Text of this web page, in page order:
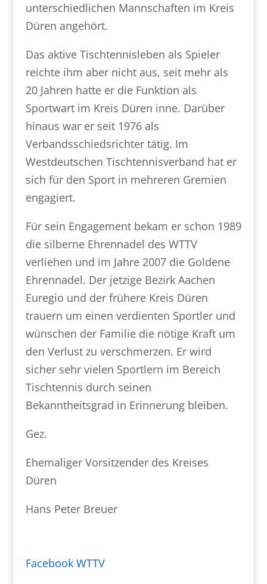
unterschiedlichen Mannschaften im Kreis
Düren angehört.
Das aktive Tischtennisleben als Spieler
reichte ihm aber nicht aus, seit mehr als
20 Jahren hatte er die Funktion als
Sportwart im Kreis Düren inne. Darüber
hinaus war er seit 1976 als
Verbandsschiedsrichter tätig. Im
Westdeutschen Tischtennisverband hat er
sich für den Sport in mehreren Gremien
engagiert.
Für sein Engagement bekam er schon 1989
die silberne Ehrennadel des WTTV
verliehen und im Jahre 2007 die Goldene
Ehrennadel. Der jetzige Bezirk Aachen
Euregio und der frühere Kreis Düren
trauern um einen verdienten Sportler und
wünschen der Familie die nötige Kraft um
den Verlust zu verschmerzen. Er wird
sicher sehr vielen Sportlern im Bereich
Tischtennis durch seinen
Bekanntheitsgrad in Erinnerung bleiben.
Gez.
Ehemaliger Vorsitzender des Kreises
Düren
Hans Peter Breuer
Facebook WTTV